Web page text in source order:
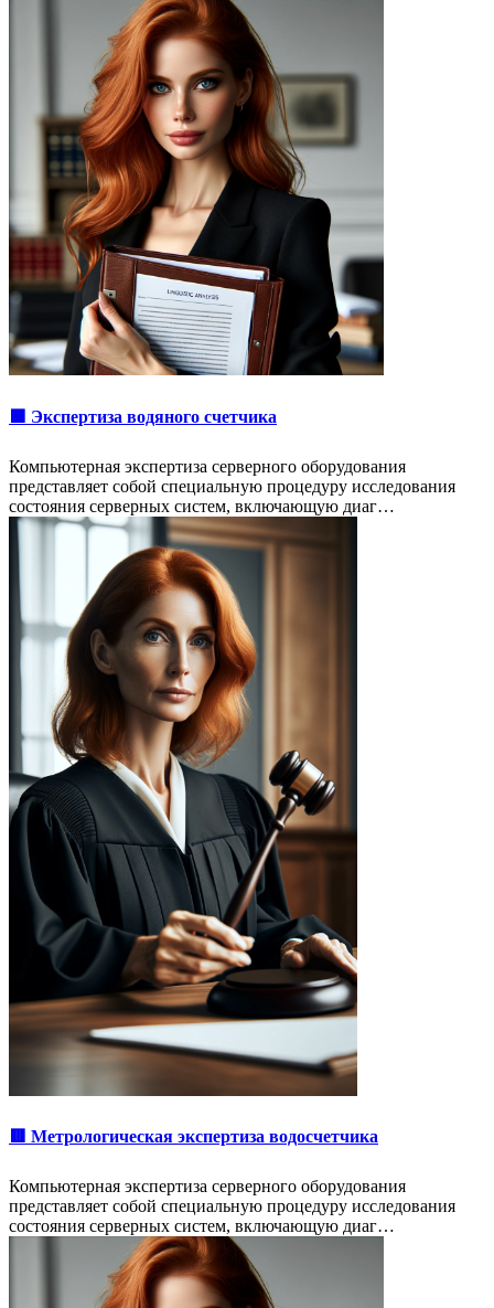
🟩 Экспертиза водяного счетчика
Компьютерная экспертиза серверного оборудования
представляет собой специальную процедуру исследования
состояния серверных систем, включающую диаг…
🟥 Метрологическая экспертиза водосчетчика
Компьютерная экспертиза серверного оборудования
представляет собой специальную процедуру исследования
состояния серверных систем, включающую диаг…